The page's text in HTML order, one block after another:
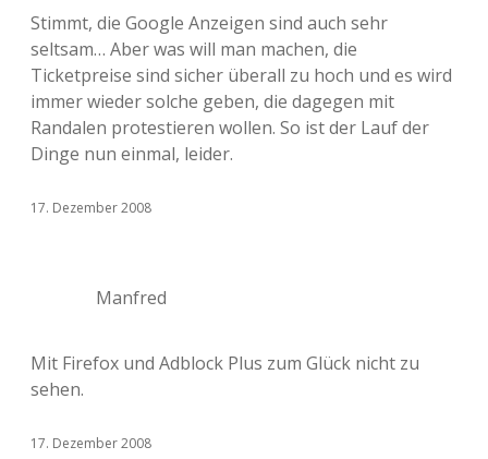
Stimmt, die Google Anzeigen sind auch sehr
seltsam… Aber was will man machen, die
Ticketpreise sind sicher überall zu hoch und es wird
immer wieder solche geben, die dagegen mit
Randalen protestieren wollen. So ist der Lauf der
Dinge nun einmal, leider.
17. Dezember 2008
Manfred
Mit Firefox und Adblock Plus zum Glück nicht zu
sehen.
17. Dezember 2008